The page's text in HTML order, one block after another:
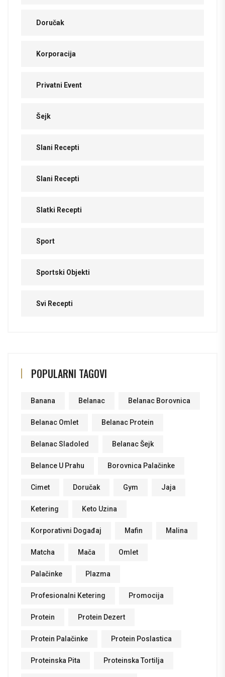
Doručak
Korporacija
Privatni Event
Šejk
Slani Recepti
Slani Recepti
Slatki Recepti
Sport
Sportski Objekti
Svi Recepti
POPULARNI TAGOVI
Banana Belanac Belanac Borovnica
Belanac Omlet Belanac Protein
Belanac Sladoled Belanac Šejk
Belance U Prahu Borovnica Palačinke
Cimet Doručak Gym Jaja
Ketering Keto Uzina
Korporativni Događaj Mafin Malina
Matcha Mača Omlet
Palačinke Plazma
Profesionalni Ketering Promocija
Protein Protein Dezert
Protein Palačinke Protein Poslastica
Proteinska Pita Proteinska Tortilja